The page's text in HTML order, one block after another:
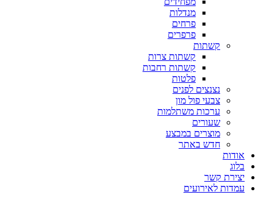
מנדלות
פרחים
פרפרים
קשתות
קשתות צרות
קשתות רחבות
פלטות
נצנצים לפנים
צבעי פול מון
ערכות משתלמות
שעורים
מוצרים במבצע
חדש באתר
אודות
בלוג
יצירת קשר
עמדות לאירועים